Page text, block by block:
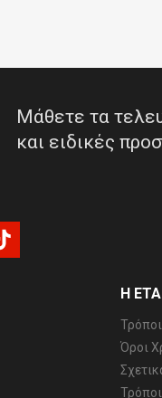
Μάθετε τα
και ειδικές
Η
Όροι